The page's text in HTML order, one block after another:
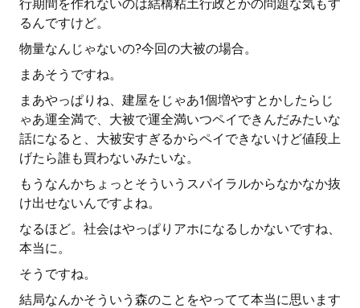
行期間を作れないのは結構粘土行政とかの問題な気もす
るんですけど。
物量なんじゃないの?今回の大被の場合。
まあそうですね。
まあやっぱりね、建屋をじゃあ1個増やすとかしたらじ
ゃあ運全満で、大被で運全満いつペイできんだみたいな
話になると、大被安すぎるからペイできないけど値段上
げたら誰も買わないみたいな。
もうなんかちょっとそういうスパイラルからなかなか抜
け出せないんですよね。
なるほど。社会はやっぱりアホになるしかないですね、
本当に。
そうですね。
結局なんかそういう森のことをやってて本当に思います